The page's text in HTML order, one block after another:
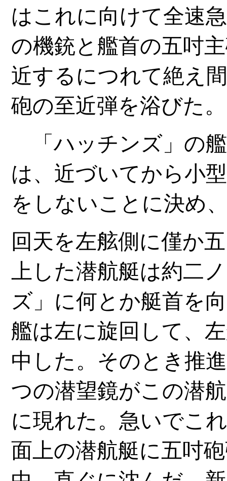
はこれに向けて全速
の機銃と艦首の五吋
近するにつれて絶え
砲の至近弾を浴びた。
「ハッチンズ」の
は、近づいてから小
をしないことに決め
回天を左舷側に僅か
上した潜航艇は約二
ズ」に何とか艇首を
艦は左に旋回して、
中した。そのとき推
つの潜望鏡がこの潜
に現れた。急いでこ
面上の潜航艇に五吋